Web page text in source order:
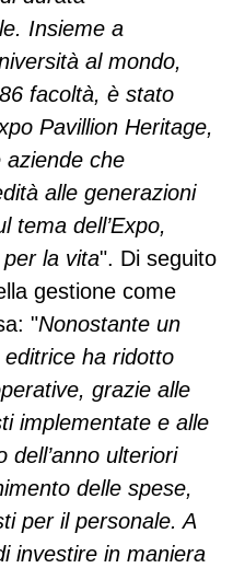
Insieme a
al mondo,
facoltà, è stato
Pavillion Heritage,
aziende che
alle generazioni
tema dell’Expo,
la vita". Di seguito
gestione come
"Nonostante un
ha ridotto
grazie alle
implementate e alle
dell’anno ulteriori
delle spese,
per il personale. A
investire in maniera